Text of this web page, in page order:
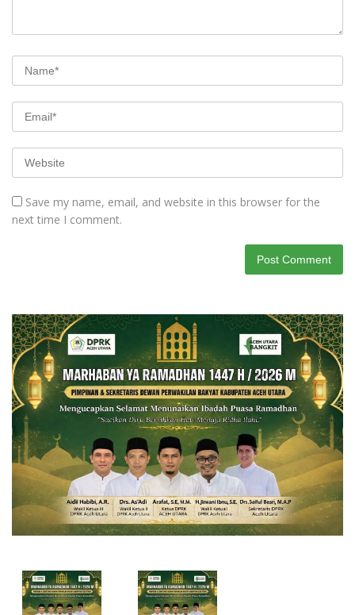
Save my name, email, and website in this browser for the
next time I comment.